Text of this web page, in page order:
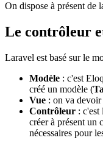
On dispose à présent de
Le contrôleur
Laravel est basé sur le
Modèle : c'est
créé un modèle (
Vue : on va devoir
Contrôleur : c'est
créer à présent un
nécessaires pour